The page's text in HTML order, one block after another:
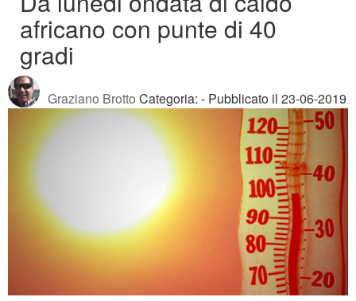
africano con punte di 40
gradi
Graziano Brotto Categoria: - Pubblicato il 23-06-2019